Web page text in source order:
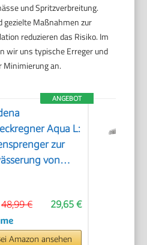
und Spritzverbreitung.
gezielte Maßnahmen zur
reduzieren das Risiko. Im
wir uns typische Erreger und
Minimierung an.
ANGEBOT
Aqua L:
zur
von
max.
integrierter
(18704-
29,65 €
48,99 €
Amazon ansehen